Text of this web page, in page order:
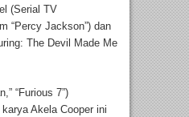
(Serial TV
“Percy Jackson”) dan
The Devil Made Me
“Furious 7”)
Akela Cooper ini